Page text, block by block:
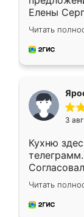
Елены
короткие
для
предложил
Читать
3
Кухню
недели
довольны
мебель за
Читать